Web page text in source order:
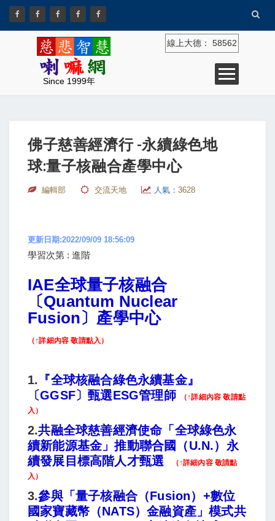
Since 1999年
線上大德： 58562
佛子慈善經濟行 -永續綠色地
球:量子核融合產學中心
編輯部 交流天地 人氣： 3628
更新日期:2022/09/09 18:56:09
學習次第 : 進階
IAE全球量子核融合
〔Quantum Nuclear
Fusion〕產學中心
（↑詳細內容 敬請點入）
1. 『全球核融合綠色永續基金』
〔GGSF〕甄選ESG管理師
（↑詳細內容 敬請點
入）
2.共融全球慈善經濟使命「全球綠色永
續新能源基金」推動聯合國（U.N.）永
續發展目標高階人才甄選
（↑詳細內容 敬請點
入）
3.參與「量子核融合（Fusion）+數位
國家寶藏幣（NATS）金融資產」模式共